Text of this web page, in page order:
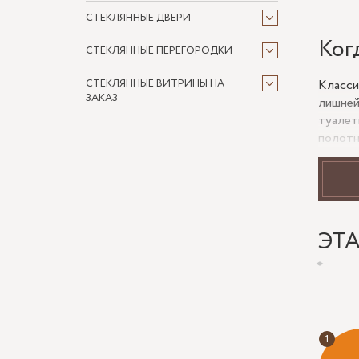
СТЕКЛЯННЫЕ ДВЕРИ
СТЕКЛЯННЫЕ ПЕРЕГОРОДКИ
СТЕКЛЯННЫЕ ВИТРИНЫ НА
ЗАКАЗ
Что
и